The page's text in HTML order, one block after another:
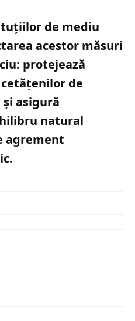
de mediu
acestor măsuri
protejează
de
asigură
natural
agrement